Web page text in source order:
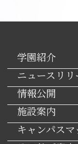
学園紹介
ニュースリリ
情報公開
施設案内
キャンパスマ